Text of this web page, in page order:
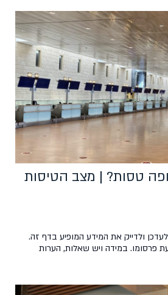
טסות? | מצב הטיסות
ולדייק את המידע המופיע בדף זה.
פרסומו. במידה ויש שאלות, הערות